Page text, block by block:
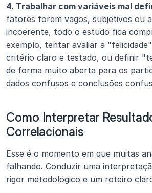
4. Trabalhar com variáveis mal
fatores forem vagos, subjetivos ou
incoerente, todo o estudo fica
exemplo, tentar avaliar a
critério claro e testado, ou definir
de forma muito aberta para os
dados confusos e conclusões
Como Interpretar
Correlacionais
Esse é o momento em que muitas
falhando. Conduzir uma
rigor metodológico e um roteiro